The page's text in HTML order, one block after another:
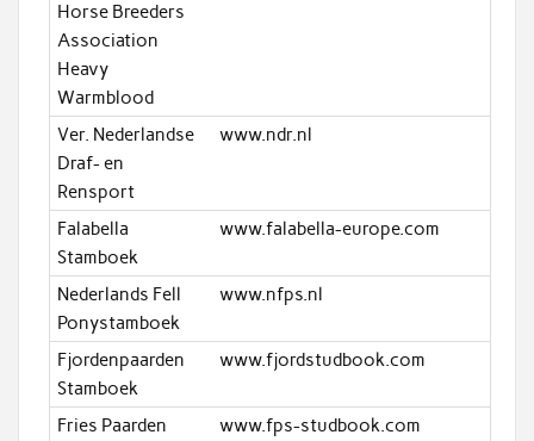
Horse Breeders
Association
Heavy
Warmblood
Ver. Nederlandse
Draf- en
Rensport
www.ndr.nl
Falabella
Stamboek
www.falabella-europe.com
Nederlands Fell
Ponystamboek
www.nfps.nl
Fjordenpaarden
Stamboek
www.fjordstudbook.com
Fries Paarden
www.fps-studbook.com